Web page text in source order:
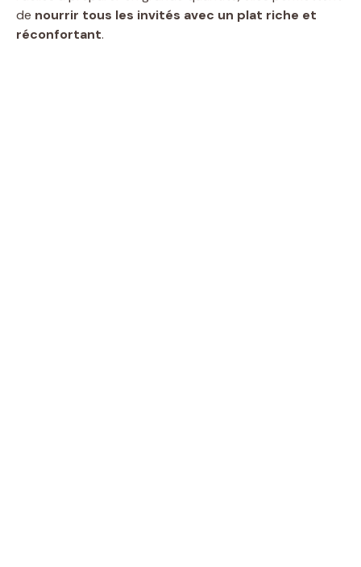
de nourrir tous les invités avec un plat riche et
réconfortant.